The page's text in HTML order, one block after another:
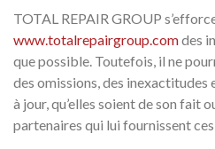
TOTAL REPAIR GROUP
www.totalrepairgroup.comdes
que possible. Toutefois, il ne
des omissions, des inexactitudes
à jour, qu’elles soient de son fait
partenaires qui lui fournissent